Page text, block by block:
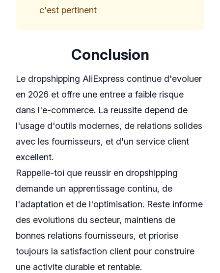
c'est pertinent
Conclusion
Le dropshipping AliExpress continue d'evoluer
en 2026 et offre une entree a faible risque
dans l'e-commerce. La reussite depend de
l'usage d'outils modernes, de relations solides
avec les fournisseurs, et d'un service client
excellent.
Rappelle-toi que reussir en dropshipping
demande un apprentissage continu, de
l'adaptation et de l'optimisation. Reste informe
des evolutions du secteur, maintiens de
bonnes relations fournisseurs, et priorise
toujours la satisfaction client pour construire
une activite durable et rentable.